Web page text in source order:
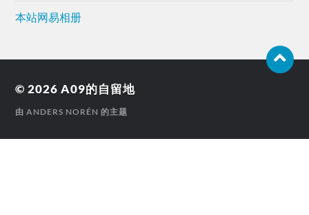
本站网易相册
© 2026A09的自留地
由ANDERS NORÉN 的主题